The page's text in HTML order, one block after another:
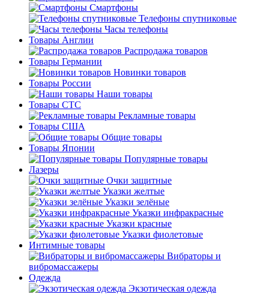
Смартфоны
Телефоны спутниковые
Часы телефоны
Товары Англии
Распродажа товаров
Товары Германии
Новинки товаров
Товары России
Наши товары
Товары СТС
Рекламные товары
Товары США
Общие товары
Товары Японии
Популярные товары
Лазеры
Очки защитные
Указки желтые
Указки зелёные
Указки инфракрасные
Указки красные
Указки фиолетовые
Интимные товары
Вибраторы и
вибромассажеры
Одежда
Экзотическая одежда